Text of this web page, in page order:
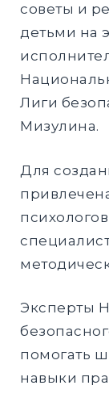
советы и
детьми на
Лиги
Мизулина.
Для
Эксперты
помогать
навыки